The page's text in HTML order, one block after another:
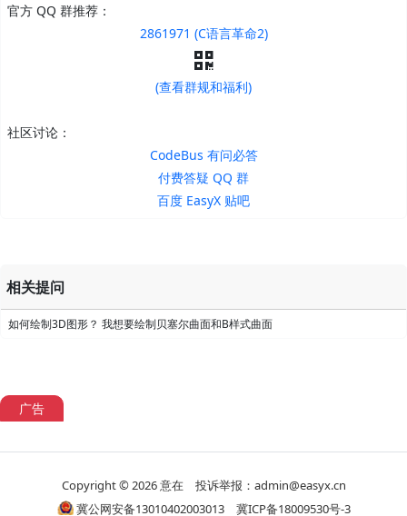
官方 QQ 群推荐：
2861971 (C语言革命2)
(查看群规和福利)
社区讨论：
CodeBus 有问必答
付费答疑 QQ 群
百度 EasyX 贴吧
相关提问
如何绘制3D图形？ 我想要绘制贝塞尔曲面和B样式曲面
广告
Copyright © 2026意在投诉举报：admin@easyx.cn
冀公网安备13010402003013
冀ICP备18009530号-3